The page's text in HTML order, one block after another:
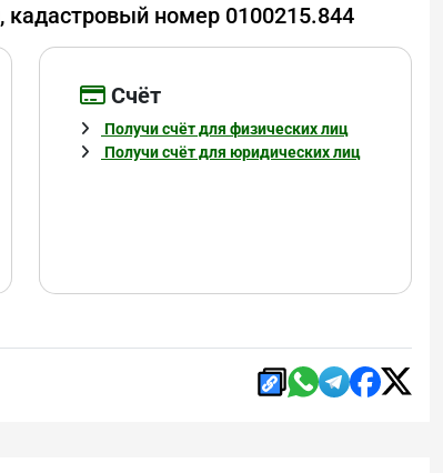
номер 0100215.844
Cчёт
Получи счёт для физических лиц
Получи счёт для юридических лиц